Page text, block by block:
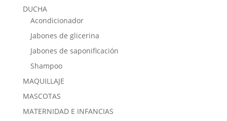
DUCHA
Acondicionador
Jabones de glicerina
Jabones de saponificación
Shampoo
MAQUILLAJE
MASCOTAS
MATERNIDAD E INFANCIAS